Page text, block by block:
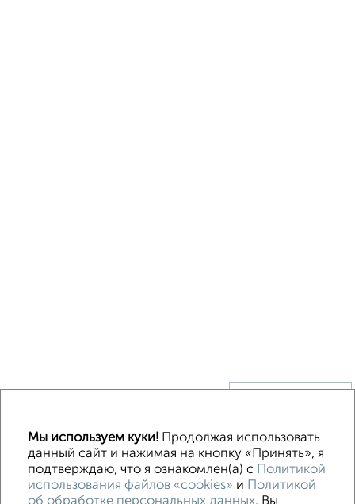
Без посредников Каркасный
Деревянный
Готовый дом Под ключ Загородный
Контакты Политика конфиденциальности
Мы используем куки!Продолжая использовать
данный сайт и нажимая на кнопку «Принять», я
подтверждаю, что я ознакомлен(а) с Политикой
использования файлов «cookies» и Политикой
об обработке персональных данных. Вы